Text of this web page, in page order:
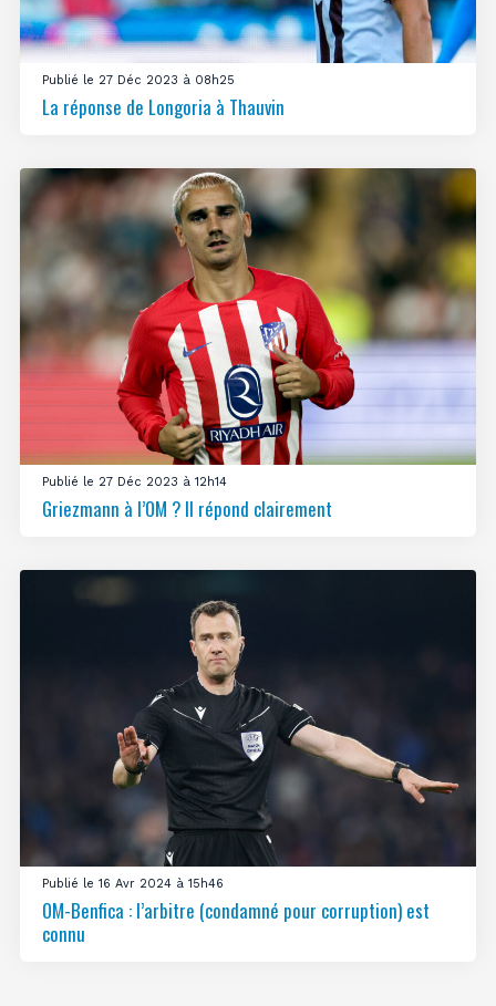
Publié le 27 Déc 2023 à 08h25
La réponse de Longoria à Thauvin
Publié le 27 Déc 2023 à 12h14
Griezmann à l’OM ? Il répond clairement
Publié le 16 Avr 2024 à 15h46
OM-Benfica : l’arbitre (condamné pour corruption) est
connu